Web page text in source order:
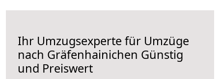
Ihr Umzugsexperte für Umzüge
nach Gräfenhainichen Günstig
und Preiswert